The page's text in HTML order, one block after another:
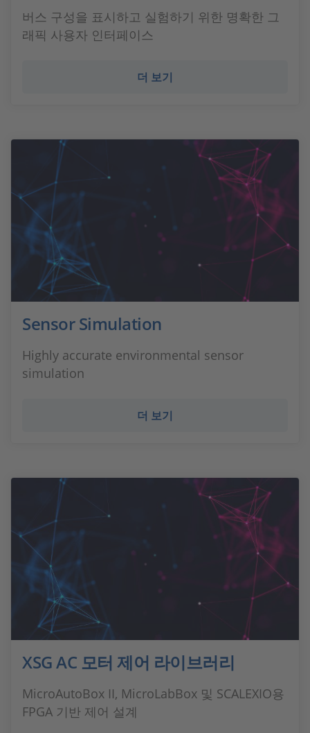
버스 구성을 표시하고 실험하기 위한 명확한 그
래픽 사용자 인터페이스
더 보기
Sensor Simulation
Highly accurate environmental sensor
simulation
더 보기
XSG AC 모터 제어 라이브러리
MicroAutoBox II, MicroLabBox 및 SCALEXIO용
FPGA 기반 제어 설계